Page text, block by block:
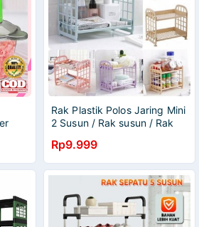
Rak Plastik Polos Jaring Mini
2 Susun / Rak susun / Rak
Rp9.999